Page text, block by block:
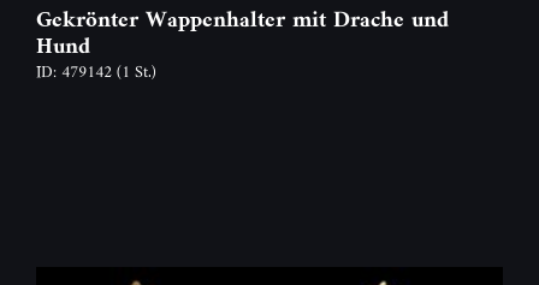
Gekrönter Wappenhalter mit Drache und
Hund
ID: 479142(1 St.)